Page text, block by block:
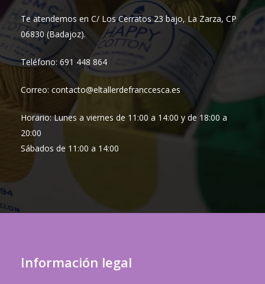
Te atendemos en C/ Los Cerratos 23 bajo, La Zarza, CP
06830 (Badajoz).
Teléfono: 691 448 864
Correo: contacto@eltallerdefranccesca.es
Horario: Lunes a viernes de 11:00 a 14:00 y de 18:00 a
20:00
Sábados de 11:00 a 14:00
Información legal